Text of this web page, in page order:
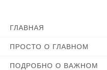
ГЛАВНАЯ
ПРОСТО О ГЛАВНОМ
ПОДРОБНО О ВАЖНОМ